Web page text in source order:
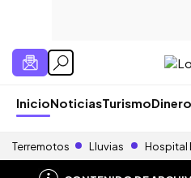
InicioNoticiasTurismo
Terremotos Lluvias Hospital